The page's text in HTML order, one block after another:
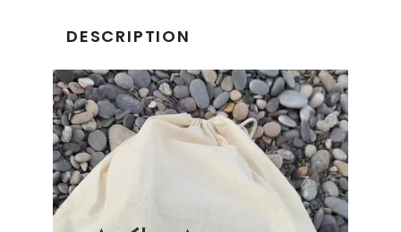
DESCRIPTION
Lecteur
vidéo